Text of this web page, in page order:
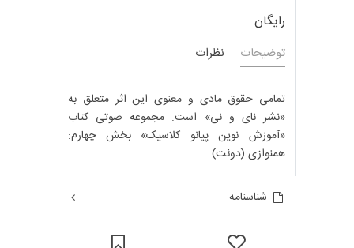
رایگان
توضیحات نظرات
تمامی حقوق مادی و معنوی این اثر متعلق به
«نشر نای و نی» است. مجموعه صوتی کتاب
«آموزش نوین پیانو کلاسیک» بخش چهارم:
همنوازی (دوئت)
شناسنامه